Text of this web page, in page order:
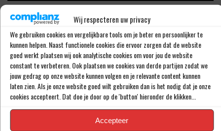
Wij respecteren uw privacy
We gebruiken cookies en vergelijkbare tools om je beter en persoonlijker te
kunnen helpen. Naast functionele cookies die ervoor zorgen dat de website
goed werkt plaatsen wij ook analytische cookies om voor jou de website
constant te verbeteren. Ook plaatsen we cookies van derde partijen zodat we
jouw gedrag op onze website kunnen volgen en je relevante content kunnen
laten zien. Als je onze website goed wilt gebruiken dan is het nodig dat je onze
cookies accepteert. Dat doe je door op de 'button' hieronder de klikken...
Accepteer
PSV LAAT SPITS GAAN MAAR BEDING WEL
EEN ‘MATCHINGRIGHT’
‘PSV IN ONDERHANDELING MET HET
SCHOTSE RANGERS FC’